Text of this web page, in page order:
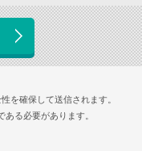
を確保して送信されます。
る必要があります。